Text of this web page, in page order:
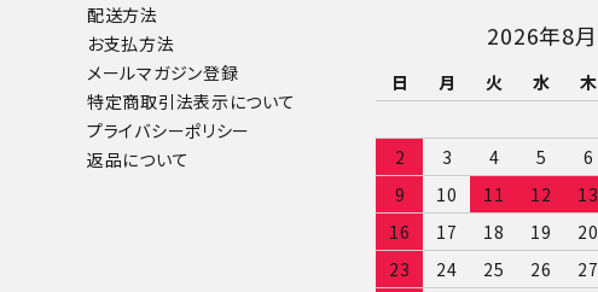
配送方法
お支払方法
メールマガジン登録
特定商取引法表示について
プライバシーポリシー
返品について
2026年8月
日 月 火 水 木
2
3 4 5 6
9
10 11 12 13
16
17 18 19 20
23
24 25 26 27